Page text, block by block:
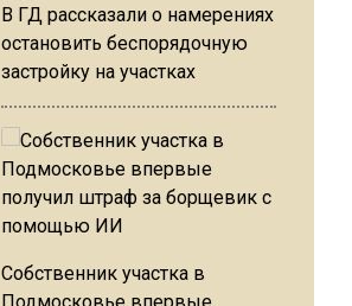
В ГД рассказали о намерениях
остановить беспорядочную
застройку на участках
Собственник участка в